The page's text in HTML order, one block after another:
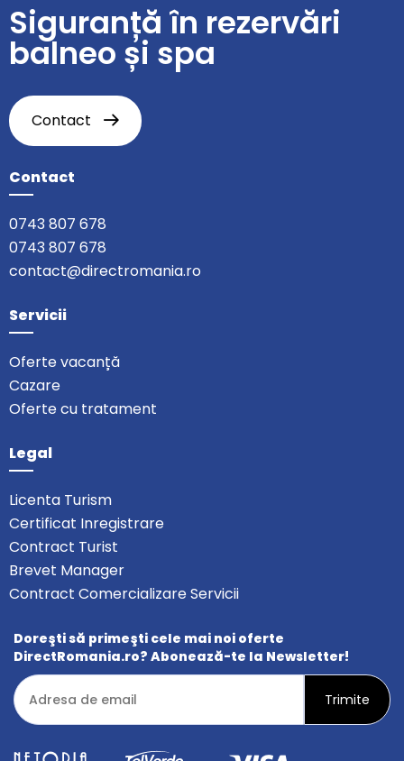
Siguranță în rezervări
balneo și spa
Contact
Contact
0743 807 678
0743 807 678
contact@directromania.ro
Servicii
Oferte vacanță
Cazare
Oferte cu tratament
Legal
Licenta Turism
Certificat Inregistrare
Contract Turist
Brevet Manager
Contract Comercializare Servicii
Doreşti să primeşti cele mai noi oferte
DirectRomania.ro? Abonează-te la Newsletter!